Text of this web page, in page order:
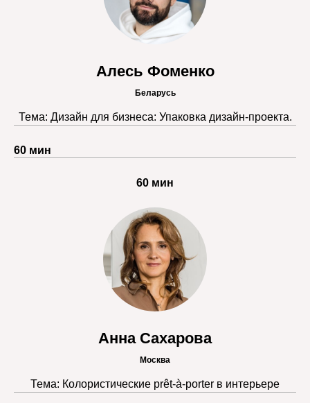
Алесь Фоменко
Беларусь
Тема: Дизайн для бизнеса: Упаковка дизайн-проекта.
60 мин
60 мин
Анна Сахарова
Москва
Тема: Колористические prêt-à-porter в интерьере